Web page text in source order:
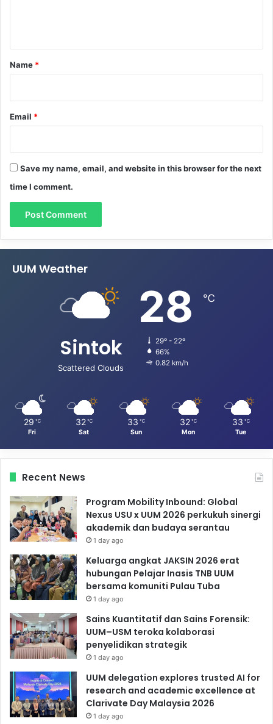
*
Name *
Email *
Save my name, email, and website in this browser for the next
time I comment.
UUM Weather
Sintok
Scattered Clouds
28 ℃
29º - 22º
66%
0.82 km/h
29 ℃
Fri
32 ℃
Sat
33 ℃
Sun
32 ℃
Mon
33 ℃
Tue
Recent News
Program Mobility Inbound: Global
Nexus USU x UUM 2026 perkukuh sinergi
akademik dan budaya serantau
1 day ago
Keluarga angkat JAKSIN 2026 erat
hubungan Pelajar Inasis TNB UUM
bersama komuniti Pulau Tuba
1 day ago
Sains Kuantitatif dan Sains Forensik:
UUM–USM teroka kolaborasi
penyelidikan strategik
1 day ago
UUM delegation explores trusted AI for
research and academic excellence at
Clarivate Day Malaysia 2026
1 day ago